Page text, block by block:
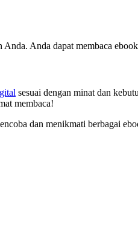
Anda dapat membaca
sesuai dengan minat dan
membaca!
dan menikmati berbagai